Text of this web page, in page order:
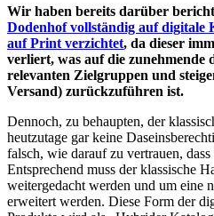
Wir haben bereits darüber
Dodenhof vollständig auf digitale
auf Print verzichtet, da dieser
verliert, was auf die zunehmende
relevanten Zielgruppen und
Versand) zurückzuführen ist.
Dennoch, zu behaupten, der
heutzutage gar keine
falsch, wie darauf zu vertrauen,
Entsprechend muss der klassische
weitergedacht werden und um eine
erweitert werden. Diese Form der